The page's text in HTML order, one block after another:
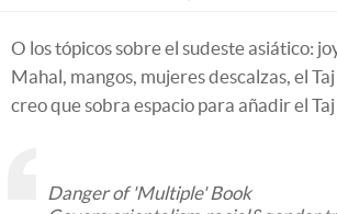
O los tópicos sobre el sudeste asiático:
Mahal, mangos, mujeres descalzas, el
creo que sobra espacio para añadir el
Danger of 'Multiple' Book